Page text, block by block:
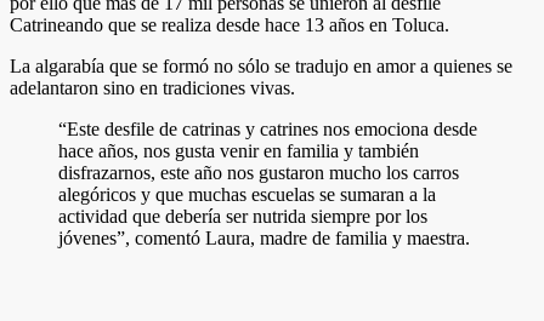
Catrineando que se realiza desde hace 13 años en Toluca.
La algarabía que se formó no sólo se tradujo en amor a quienes se
adelantaron sino en tradiciones vivas.
“Este desfile de catrinas y catrines nos emociona desde
hace años, nos gusta venir en familia y también
disfrazarnos, este año nos gustaron mucho los carros
alegóricos y que muchas escuelas se sumaran a la
actividad que debería ser nutrida siempre por los
jóvenes”, comentó Laura, madre de familia y maestra.